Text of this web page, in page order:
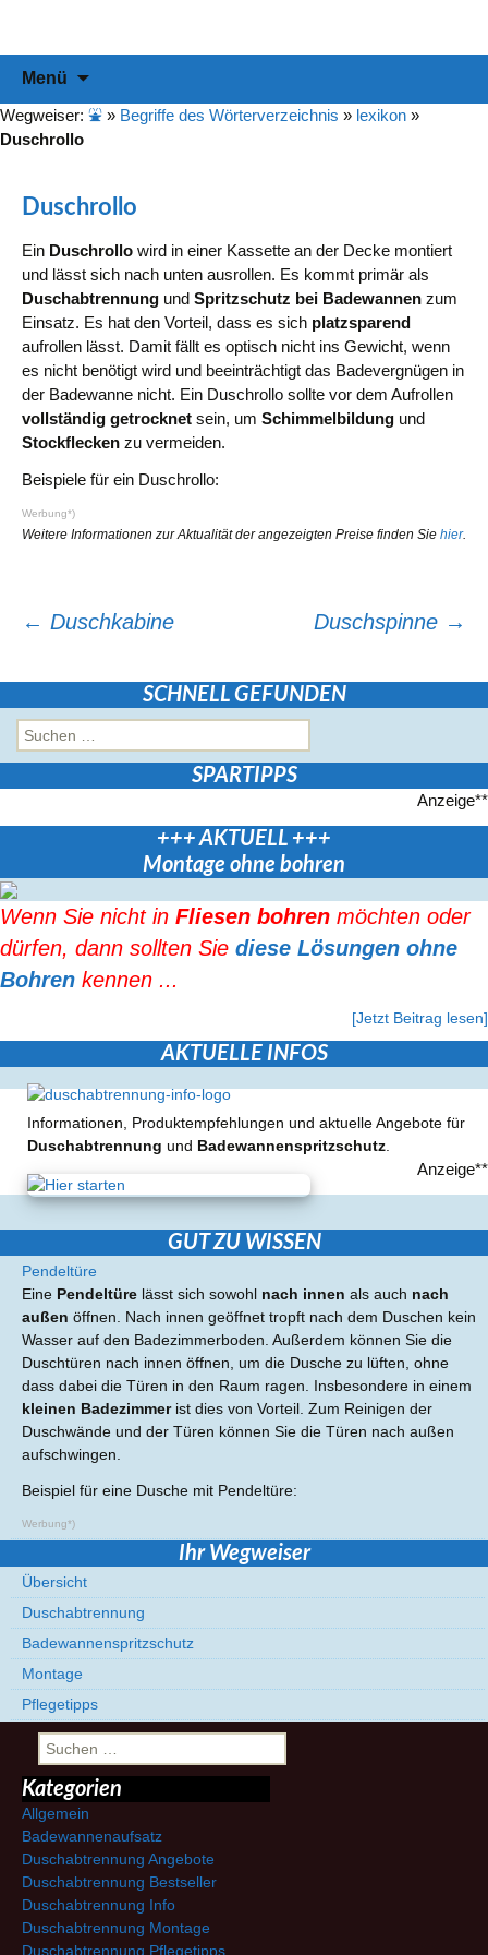
Menü
springen
Wegweiser: ⛲ » Begriffe des Wörterverzeichnis » lexikon »
Duschrollo
Duschrollo
Ein Duschrollo wird in einer Kassette an der Decke montiert
und lässt sich nach unten ausrollen. Es kommt primär als
Duschabtrennung und Spritzschutz bei Badewannen zum
Einsatz. Es hat den Vorteil, dass es sich platzsparend
aufrollen lässt. Damit fällt es optisch nicht ins Gewicht, wenn
es nicht benötigt wird und beeinträchtigt das Badevergnügen in
der Badewanne nicht. Ein Duschrollo sollte vor dem Aufrollen
vollständig getrocknet sein, um Schimmelbildung und
Stockflecken zu vermeiden.
Beispiele für ein Duschrollo:
Werbung*)
Weitere Informationen zur Aktualität der angezeigten Preise finden Sie hier.
Beitragsnavigation
← Duschkabine Duschspinne →
SCHNELL GEFUNDEN
Suchen
nach:
SPARTIPPS
Anzeige**
+++ AKTUELL +++
Montage ohne bohren
Wenn Sie nicht in Fliesen bohren möchten oder
dürfen, dann sollten Sie diese Lösungen ohne
Bohren kennen ...
[Jetzt Beitrag lesen]
AKTUELLE INFOS
Informationen, Produktempfehlungen und aktuelle Angebote für
Duschabtrennung und Badewannenspritzschutz
Anzeige**
GUT ZU WISSEN
Pendeltüre
Eine Pendeltüre lässt sich sowohl nach innen als auch nach
außen öffnen. Nach innen geöffnet tropft nach dem Duschen kein
Wasser auf den Badezimmerboden. Außerdem können Sie die
Duschtüren nach innen öffnen, um die Dusche zu lüften, ohne
dass dabei die Türen in den Raum ragen. Insbesondere in einem
kleinen Badezimmerist dies von Vorteil. Zum Reinigen der
Duschwände und der Türen können Sie die Türen nach außen
aufschwingen.
Beispiel für eine Dusche mit Pendeltüre:
Werbung*)
Ihr Wegweiser
Übersicht
Duschabtrennung
Badewannenspritzschutz
Montage
Pflegetipps
Suchen
nach:
Kategorien
Allgemein
Badewannenaufsatz
Duschabtrennung Angebote
Duschabtrennung Bestseller
Duschabtrennung Info
Duschabtrennung Montage
Duschabtrennung Pflegetipps